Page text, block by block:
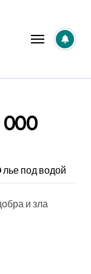
под водой
и зла